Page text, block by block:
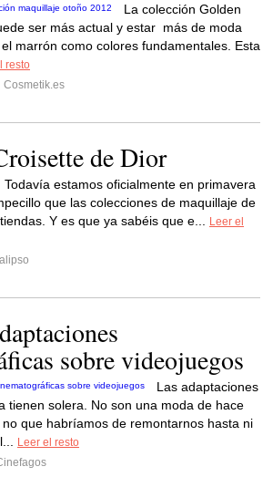
La colección Golden
ser más actual y estar más de moda
marrón como colores fundamentales. Esta
resto
Cosmetik.es
de Dior
Todavía estamos oficialmente en primavera
que las colecciones de maquillaje de
Y es que ya sabéis que e...
Leer el
sobre videojuegos
Las adaptaciones
tienen solera. No son una moda de hace
que habríamos de remontarnos hasta ni
Leer el resto